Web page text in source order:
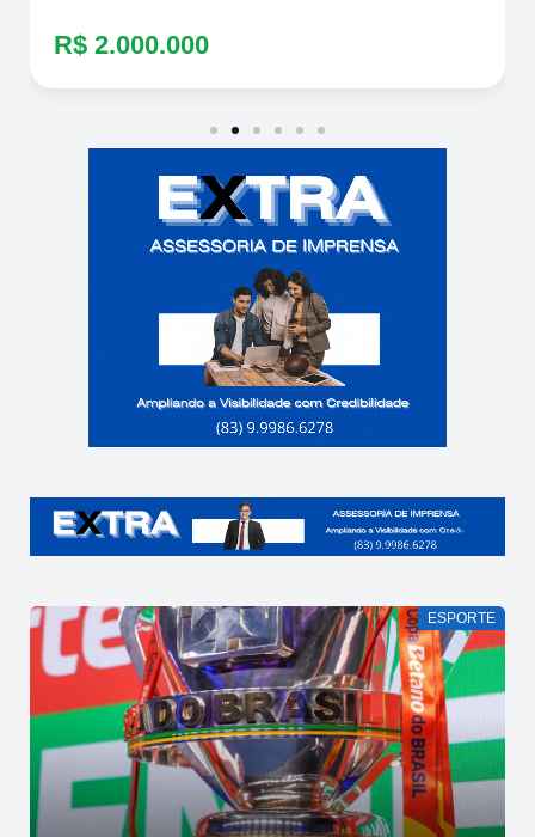
R$ 2.000.000
ESPORTE